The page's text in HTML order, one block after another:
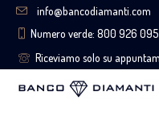
info@bancodiamanti.com
Numero verde: 800 926 095
Riceviamo solo su